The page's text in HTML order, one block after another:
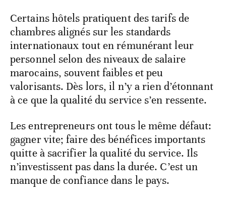
Certains hôtels pratiquent des tarifs de
chambres alignés sur les standards
internationaux tout en rémunérant leur
personnel selon des niveaux de salaire
marocains, souvent faibles et peu
valorisants. Dès lors, il n’y a rien d’étonnant
à ce que la qualité du service s’en ressente.
Les entrepreneurs ont tous le même défaut:
gagner vite; faire des bénéfices importants
quitte à sacrifier la qualité du service. Ils
n’investissent pas dans la durée. C’est un
manque de confiance dans le pays.